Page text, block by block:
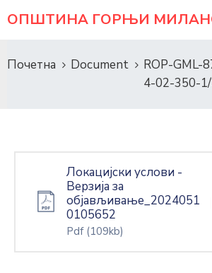
ОПШТИНА ГОРЊИ
Почетна Document
ROP-GML-
4-02-350-
Локацијски услови -
Верзија за
објављивање_2024051
0105652
Pdf (109kb)